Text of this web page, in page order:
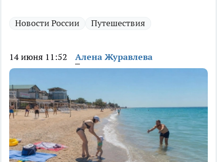
Новости России Путешествия
14 июня 11:52 Алена Журавлева